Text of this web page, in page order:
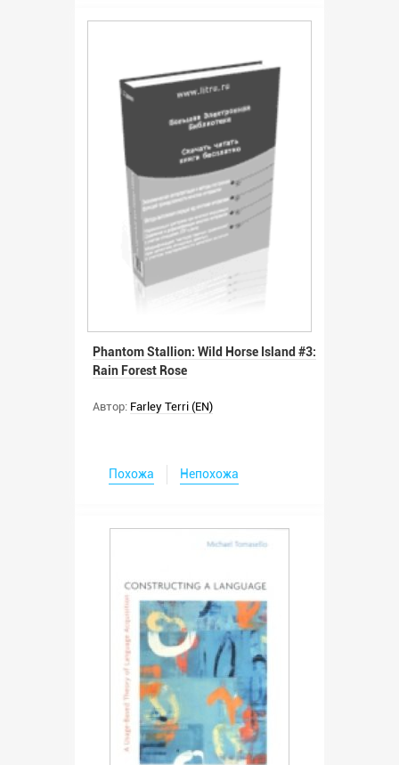
Phantom Stallion: Wild Horse Island #3:
Rain Forest Rose
Автор: Farley Terri (EN)
Похожа Непохожа